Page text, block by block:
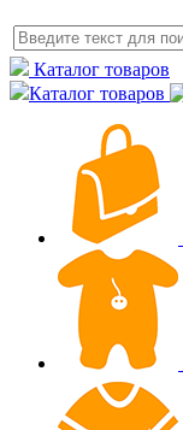
Каталог товаров
Каталог товаров